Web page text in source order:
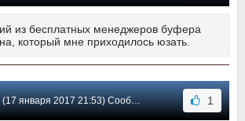
из бесплатных менеджеров буфера
который мне приходилось юзать.
(17 января 2017 21:53) Сообщение #84 1